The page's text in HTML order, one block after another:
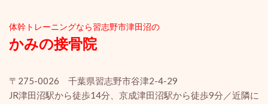
体幹ト レーニングなら習志野市津田沼の
かみの接骨院
〒275-0026 千葉県習志野市谷津2-4-29
JR津田沼駅から徒歩14分、京成津田沼駅から徒歩9分／近隣に